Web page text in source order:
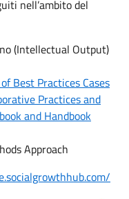
nell’ambito del
(Intellectual Output)
Best Practices Cases
Practices and
and Handbook
Approach